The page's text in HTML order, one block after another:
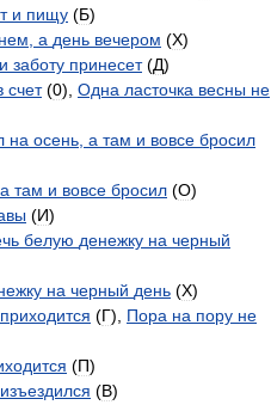
и пищу (Б)
а день вечером (X)
и заботу принесет(Д)
счет(0), Одна ласточка весны не
на осень а там и вовсе бросил
а там и вовсе бросил (O)
(И)
белую денежку на черный
на черный день (X)
приходится (Г), Пора на пору не
(П)
изъездился (B)